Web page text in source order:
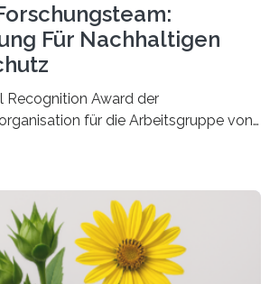
Für Nachhaltigen
Recognition Award der
für die Arbeitsgruppe von
der JLU Insekten spielen eine
übertragen und der Landwirtschaft
erhebliche Schäden zufügen. Es ist
Schadinsekten effektiv zu
gleichzeitig nützliche Insekten